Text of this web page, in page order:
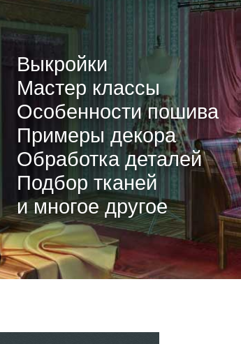
Выкройки
Мастер классы
Особенности пошива
Примеры декора
Обработка деталей
Подбор тканей
и многое другое